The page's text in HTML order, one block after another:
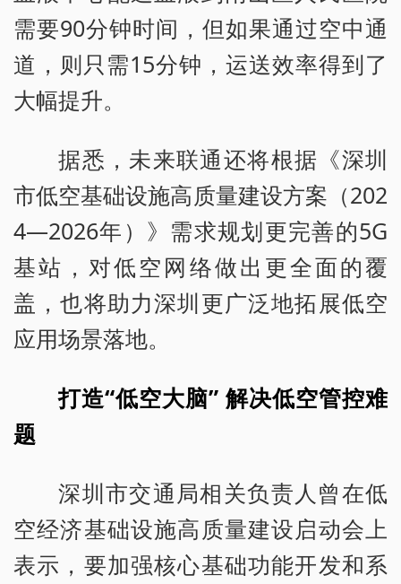
需要90分钟时间，但如果通过空中通
道，则只需15分钟，运送效率得到了
大幅提升。
据悉，未来联通还将根据《深圳
市低空基础设施高质量建设方案（202
4—2026年）》需求规划更完善的5G
基站，对低空网络做出更全面的覆
盖，也将助力深圳更广泛地拓展低空
应用场景落地。
打造“低空大脑” 解决低空管控难
题
深圳市交通局相关负责人曾在低
空经济基础设施高质量建设启动会上
表示，要加强核心基础功能开发和系